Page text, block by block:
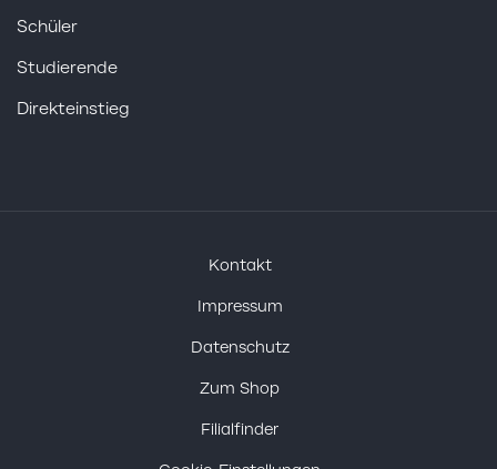
Schüler
Studierende
Direkteinstieg
Kontakt
Impressum
Datenschutz
Zum Shop
Filialfinder